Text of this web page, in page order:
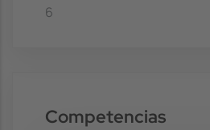
6
Competencias